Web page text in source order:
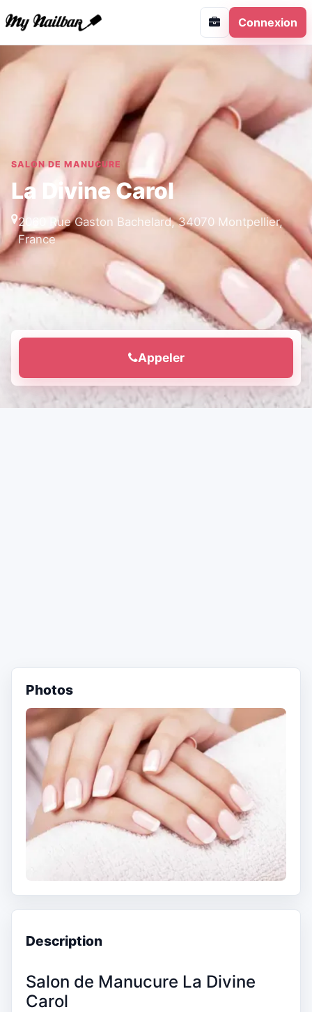
Connexion
SALON DE MANUCURE
La Divine Carol
2060 Rue Gaston Bachelard, 34070 Montpellier,
France
Appeler
Photos
Description
Salon de Manucure La Divine
Carol